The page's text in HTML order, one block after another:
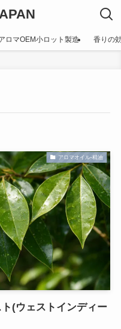
ロマOEM小ロット製造 香りの
アロマオイル-精油
(ウェストインディー